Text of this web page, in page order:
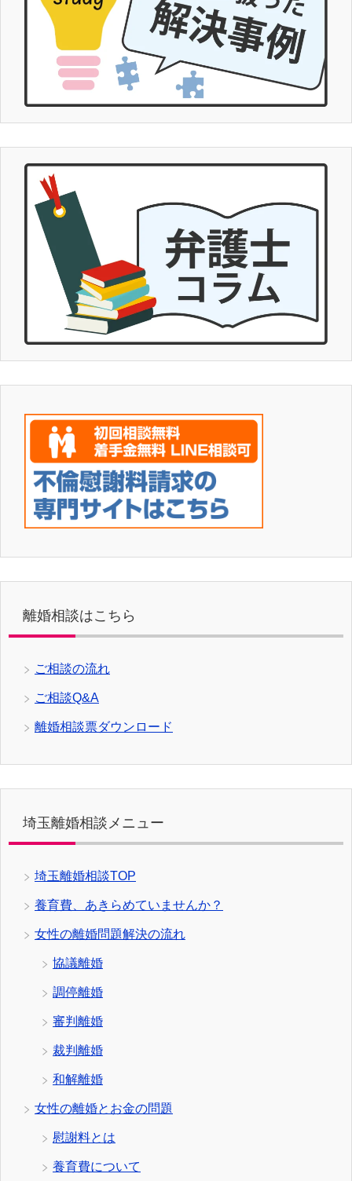
離婚相談はこちら
ご相談の流れ
ご相談Q&A
離婚相談票ダウンロード
埼玉離婚相談メニュー
埼玉離婚相談TOP
養育費、あきらめていませんか？
女性の離婚問題解決の流れ
協議離婚
調停離婚
審判離婚
裁判離婚
和解離婚
女性の離婚とお金の問題
慰謝料とは
養育費について